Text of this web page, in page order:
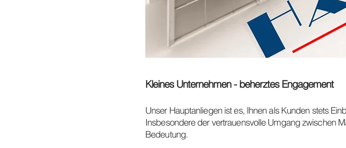
Kleines Unternehmen - beherztes Engagement
Unser Hauptanliegen ist es, Ihnen als Kunden stets
Insbesondere der vertrauensvolle Umgang zwischen
Bedeutung.